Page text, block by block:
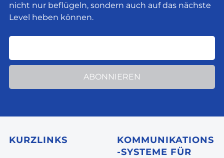
nicht nur beflügeln, sondern auch auf das nächste
Level heben können.
ABONNIEREN
KURZLINKS
KOMMUNIKATIONS
-SYSTEME FÜR